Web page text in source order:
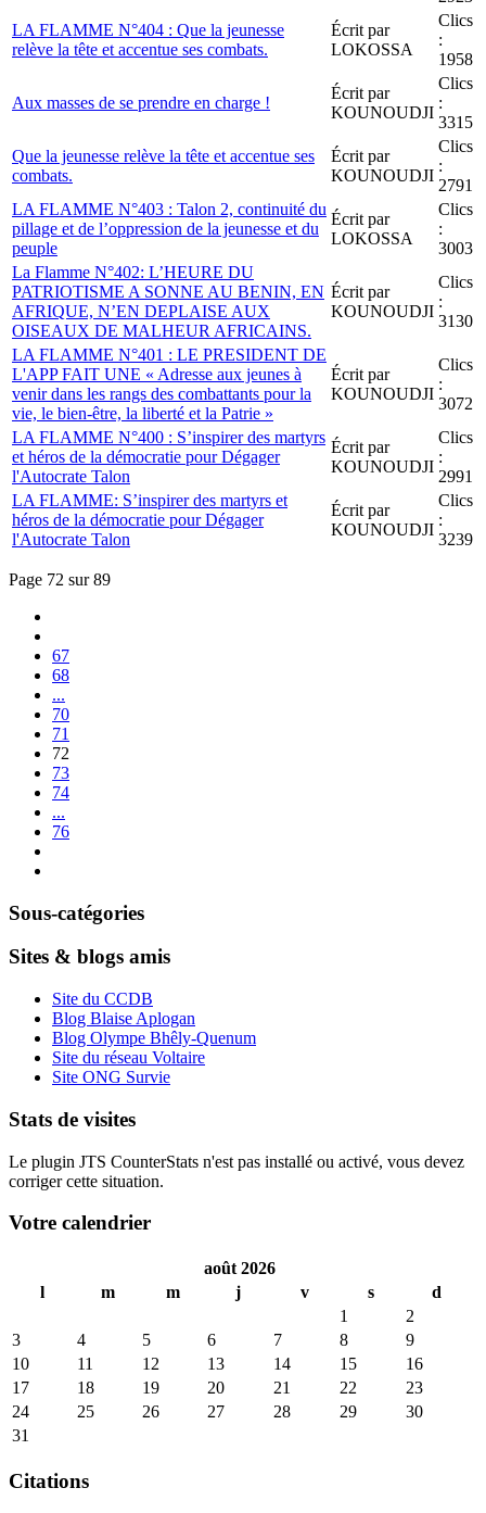
LA FLAMME N°404 : Que la jeunesse
relève la tête et accentue ses combats.
Écrit par
LOKOSSA
Clics
:
1958
Aux masses de se prendre en charge !
Écrit par
KOUNOUDJI
Clics
:
3315
Que la jeunesse relève la tête et accentue ses
combats.
Écrit par
KOUNOUDJI
Clics
:
2791
LA FLAMME N°403 : Talon 2, continuité du
pillage et de l’oppression de la jeunesse et du
peuple
Écrit par
LOKOSSA
Clics
:
3003
La Flamme N°402: L’HEURE DU
PATRIOTISME A SONNE AU BENIN, EN
AFRIQUE, N’EN DEPLAISE AUX
OISEAUX DE MALHEUR AFRICAINS.
Écrit par
KOUNOUDJI
Clics
:
3130
LA FLAMME N°401 : LE PRESIDENT DE
L'APP FAIT UNE « Adresse aux jeunes à
venir dans les rangs des combattants pour la
vie, le bien-être, la liberté et la Patrie »
Écrit par
KOUNOUDJI
Clics
:
3072
LA FLAMME N°400 : S’inspirer des martyrs
et héros de la démocratie pour Dégager
l'Autocrate Talon
Écrit par
KOUNOUDJI
Clics
:
2991
LA FLAMME: S’inspirer des martyrs et
héros de la démocratie pour Dégager
l'Autocrate Talon
Écrit par
KOUNOUDJI
Clics
:
3239
Page 72 sur 89
67
68
...
70
71
72
73
74
...
76
Sous-catégories
Sites & blogs amis
Site du CCDB
Blog Blaise Aplogan
Blog Olympe Bhêly-Quenum
Site du réseau Voltaire
Site ONG Survie
Stats de visites
Le plugin JTS CounterStats n'est pas installé ou activé, vous devez
corriger cette situation.
Votre calendrier
août 2026
l
m m j v s
d
1
2
3
4 5 6 7 8
9
10
11 12 13 14 15
16
17
18 19 20 21 22
23
24
25 26 27 28 29
30
31
Citations